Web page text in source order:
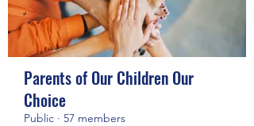
Parents of Our Children Our
Choice
Public · 57 members